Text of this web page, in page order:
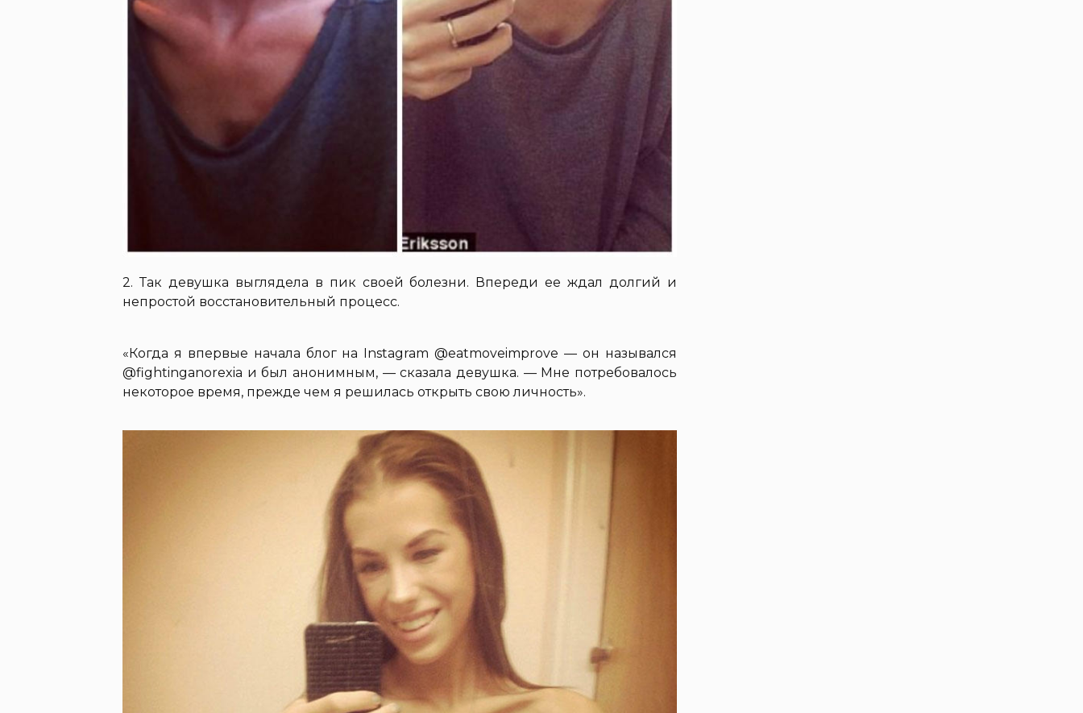
2. Так девушка выглядела в пик своей болезни. Впереди ее ждал долгий и
непростой восстановительный процесс.
«Когда я впервые начала блог на Instagram @eatmoveimprove — он назывался
@fightinganorexia и был анонимным, — сказала девушка. — Мне потребовалось
некоторое время, прежде чем я решилась открыть свою личность».